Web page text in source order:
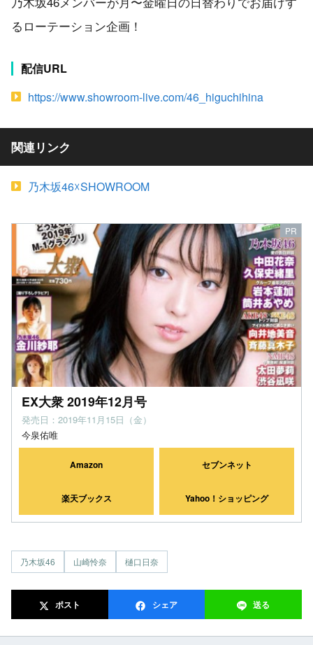
るローテーション企画！
配信URL
https://www.showroom-live.com/46_higuchihina
関連リンク
乃木坂46☓SHOWROOM
EX大衆 2019年12月号
発売日：2019年11月15日（金）
今泉佑唯
Amazon セブンネット
楽天ブックス Yahoo！ショッピング
乃木坂46 山崎怜奈 樋口日奈
ポスト シェア 送る